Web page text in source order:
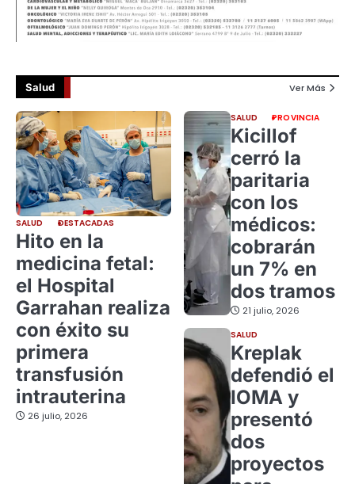
Salud Ver Más
SALUD DESTACADAS
Hito en la
medicina fetal:
el Hospital
Garrahan realiza
con éxito su
primera
transfusión
intrauterina
26 julio, 2026
SALUD PROVINCIA
Kicillof
cerró la
paritaria
con los
médicos:
cobrarán
un 7% en
dos tramos
21 julio, 2026
SALUD
Kreplak
defendió el
IOMA y
presentó
dos
proyectos